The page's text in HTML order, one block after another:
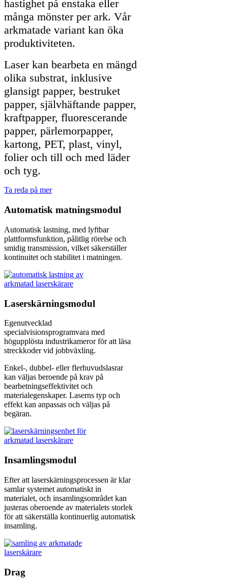
hastighet på enstaka eller
många mönster per ark. Vår
arkmatade variant kan öka
produktiviteten.
Laser kan bearbeta en mängd
olika substrat, inklusive
glansigt papper, bestruket
papper, självhäftande papper,
kraftpapper, fluorescerande
papper, pärlemorpapper,
kartong, PET, plast, vinyl,
folier och till och med läder
och tyg.
Ta reda på mer
Automatisk matningsmodul
Automatisk lastning, med lyftbar
plattformsfunktion, pålitlig rörelse och
smidig transmission, vilket säkerställer
kontinuitet och stabilitet i matningen.
Laserskärningsmodul
Egenutvecklad
specialvisionsprogramvara med
högupplösta industrikameror för att läsa
streckkoder vid jobbväxling.
Enkel-, dubbel- eller flerhuvudslasrar
kan väljas beroende på krav på
bearbetningseffektivitet och
materialegenskaper. Laserns typ och
effekt kan anpassas och väljas på
begäran.
Insamlingsmodul
Efter att laserskärningsprocessen är klar
samlar systemet automatiskt in
materialet, och insamlingsområdet kan
justeras oberoende av materialets storlek
för att säkerställa kontinuerlig automatisk
insamling.
Drag